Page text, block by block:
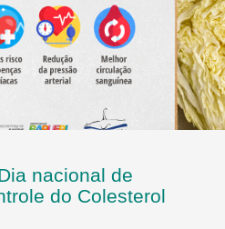
nacional de
do Colesterol